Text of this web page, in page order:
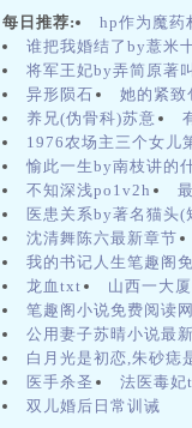
腐败与阴谋。在这个
种更为深厚的友谊，甚
没有想到的是，韩宇
手。他的声音温柔而坚
我都希望能与你的未
柔：“你知道吗？我一
的。”故事的开端，围
大的女孩，总是喜欢
她的生活看似平凡，
乌云密布，正值典型
浩的男孩，他正站在
言喻的默契，从此，
坚定。“可他不该这
受。”时光在流转，小
着从未改变。在一个
间熟悉的书屋，看到
出欣慰的笑容，仿佛
生，平日里他沉迷于
每日推荐: hp作为魔药
谁把我婚结了by薏米
将军王妃by弄简原著
异形陨石
她的紧致
养兄(伪骨科)苏意
1976农场主三个女儿
愉此一生by南枝讲的
不知深浅po1v2h
医患关系by著名猫头(
沈清舞陈六最新章节
我的书记人生笔趣阁
龙血txt
山西一大
笔趣阁小说免费阅读
公用妻子苏晴小说最
白月光是初恋,朱砂痣
医手杀圣
法医毒妃
双儿婚后日常训诫